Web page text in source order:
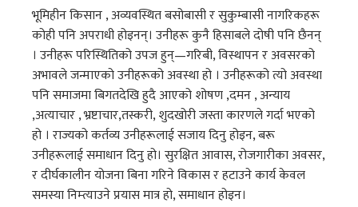
भूमिहीन किसान , अव्यवस्थित बसोबासी र सुकुम्बासी नागरिकहरू
कोही पनि अपराधी होइनन्। उनीहरू कुनै हिसाबले दोषी पनि छैनन्
। उनीहरू परिस्थितिको उपज हुन्—गरिबी, विस्थापन र अवसरको
अभावले जन्माएको उनीहरूको अवस्था हो । उनीहरूको त्यो अवस्था
पनि समाजमा बिगतदेखि हुदै आएको शोषण ,दमन , अन्याय
,अत्याचार , भ्रष्टाचार,तस्करी, शुदखोरी जस्ता कारणले गर्दा भएको
हो । राज्यको कर्तव्य उनीहरूलाई सजाय दिनु होइन, बरू
उनीहरूलाई समाधान दिनु हो। सुरक्षित आवास, रोजगारीका अवसर,
र दीर्घकालीन योजना बिना गरिने विकास र हटाउने कार्य केवल
समस्या निम्त्याउने प्रयास मात्र हो, समाधान होइन।